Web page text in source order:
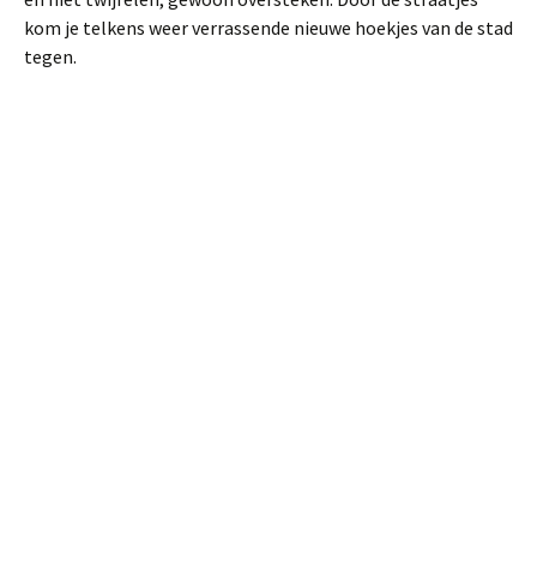
kom je telkens weer verrassende nieuwe hoekjes van de stad
tegen.